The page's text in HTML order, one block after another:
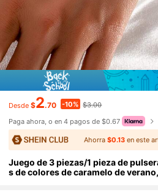
Desde $2.70 -10% $3.00
Paga ahora, o en 4 pagos de $0.67
Ahorra$0.13 en este
Juego de 3 piezas/1 pieza de
s de colores de caramelo de